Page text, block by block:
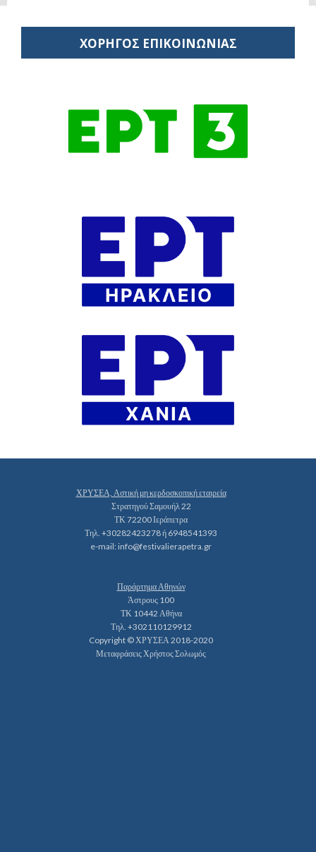
ΧΟΡΗΓΟΣ ΕΠΙΚΟΙΝΩΝΙΑΣ
ΧΡΥΣΕΑ, Αστική μη κερδοσκοπική εταιρεία
Στρατηγού Σαμουήλ 22
ΤΚ 72200 Ιεράπετρα
Τηλ. +30282423278 ή 6948541393
e-mail:info@festivalierapetra.gr
Παράρτημα Αθηνών
Άστρους 100
ΤΚ 10442 Αθήνα
Τηλ. +302110129912
Copyright © ΧΡΥΣΕΑ 2018-2020
Μεταφράσεις Χρήστος Σολωμός